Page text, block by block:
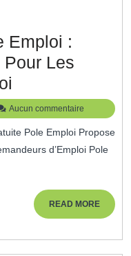
Emploi :
Les
De
Pole
Emploi
Formations
Gratuites
Aucun commentaire
d’Emploi Pole
READ MOREREAD
MORE